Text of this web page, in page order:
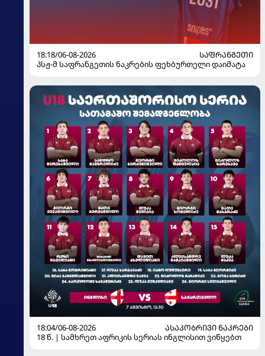
18:18/06-08-2026
ᲡᲐᲤᲠᲐᲜᲒᲔᲗᲘ
პსჟ-მ საფრანგეთის ნაკრების ფეხბურთელი დაიმატა
18:04/06-08-2026
ᲐᲡᲐᲙᲝᲑᲠᲘᲕᲘ ᲜᲐᲙᲠᲔᲑᲘ
18 წ. | სამხრეთ აფრიკის სერიას ინგლისით ვიწყებთ